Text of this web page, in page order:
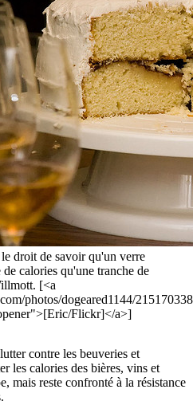
droit de savoir qu'un verre
calories qu'une tranche de
[<a
photos/dogeared1144/
Flickr]</a>]
contre les beuveries et
les calories des bières, vins et
mais reste confronté à la résistance